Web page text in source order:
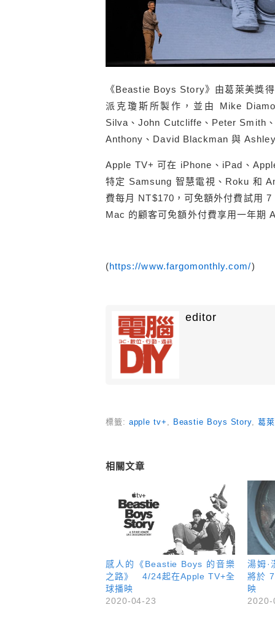
《Beastie Boys Story》由葛萊美獎
派克瓊斯所製作，並由 Mike
Silva、John Cutcliffe、Peter Smith
Anthony、David Blackman 與
Apple TV+ 可在 iPhone、iPad、
特定 Samsung 智慧電視、Roku 和
費每月 NT$170，可免額外付費試用
Mac 的顧客可免額外付費享用一年期
(https://www.fargomonthly.com/)
editor
標籤: apple tv+ , Beastie Boys Story, 葛
相關文章
感人的《Beastie Boys 的音樂
之路》 4/24起在Apple TV+全
球播映
2020-04-23
湯姆
將於
映